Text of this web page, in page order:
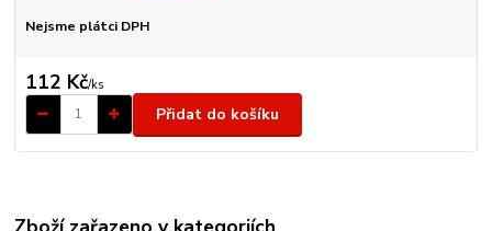
Nejsme plátci DPH
112 Kč/ks
Přidat do košíku